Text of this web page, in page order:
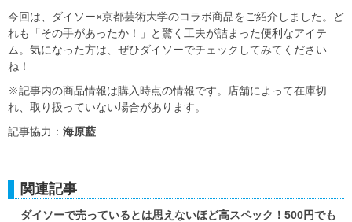
今回は、ダイソー×京都芸術大学のコラボ商品をご紹介しました。ど
れも「その手があったか！」と驚く工夫が詰まった便利なアイテ
ム。気になった方は、ぜひダイソーでチェックしてみてください
ね！
※記事内の商品情報は購入時点の情報です。店舗によって在庫切
れ、取り扱っていない場合があります。
記事協力： 海原藍
関連記事
ダイソーで売っているとは思えないほど高スペック！500円でも